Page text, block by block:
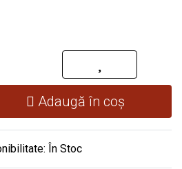
Adaugă în coș
În Stoc